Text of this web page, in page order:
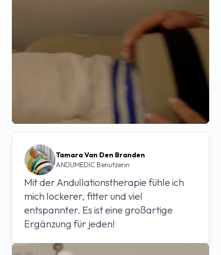
Tamara Van Den Branden
ANDUMEDIC Benutzerin
Mit der Andullationstherapie fühle ich
mich lockerer, fitter und viel
entspannter. Es ist eine großartige
Ergänzung für jeden!